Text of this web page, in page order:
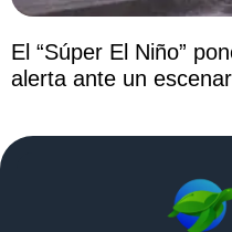
El “Súper El Niño”
alerta ante un